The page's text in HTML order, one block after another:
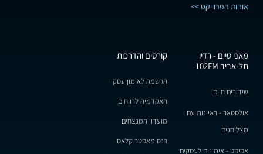
אודות הפרוייקט >>
מאני טיים - רדיו
תל-אביב 102FM
שידורים חיים
אולסטאר - ראיונות עם
מצליחנים
אסיסט - אימונים לעסקים
קורסים והדרכות
הרשמה לאימון עסקי
האקדמיה לרווחים
מועדון המנצחים
כנס מאסטר קלאס